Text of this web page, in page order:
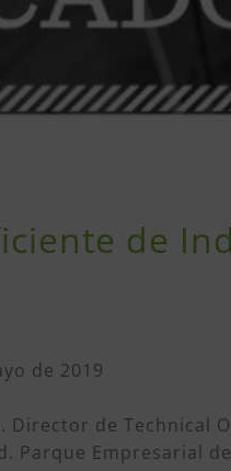
de
de 2019
Director de Technical
Parque Empresarial